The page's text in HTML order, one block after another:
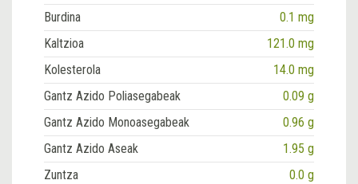
Burdina
0.1 mg
Kaltzioa
121.0 mg
Kolesterola
14.0 mg
Gantz Azido Poliasegabeak
0.09 g
Gantz Azido Monoasegabeak
0.96 g
Gantz Azido Aseak
1.95 g
Zuntza
0.0 g